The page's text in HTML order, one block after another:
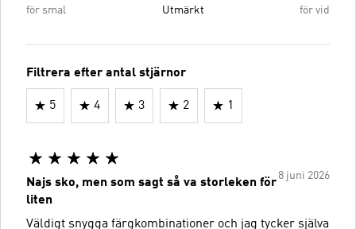
för smal Utmärkt för vid
Filtrera efter antal stjärnor
5 4 3 2 1
8 juni 2026
Najs sko, men som sagt så va storleken för
liten
Väldigt snygga färgkombinationer och jag tycker själva